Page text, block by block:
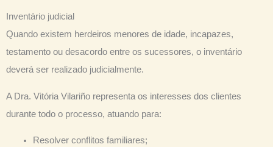
Inventário judicial
Quando existem herdeiros menores de idade, incapazes,
testamento ou desacordo entre os sucessores, o inventário
deverá ser realizado judicialmente.
A Dra. Vitória Vilariño representa os interesses dos clientes
durante todo o processo, atuando para:
Resolver conflitos familiares;